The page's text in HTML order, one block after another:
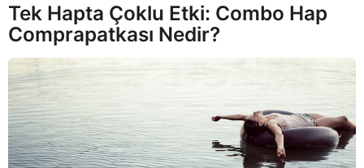
Tek Hapta Çoklu Etki: Combo Hap
Comprapatkası Nedir?